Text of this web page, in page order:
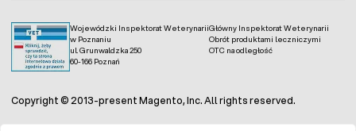
Wojewódzki Inspektorat Weterynarii
w Poznaniu
ul. Grunwaldzka 250
60-166 Poznań
Główny Inspektorat Weterynarii
Obrót produktami leczniczymi
OTC na odległość
Copyright © 2013-present Magento, Inc. All rights reserved.